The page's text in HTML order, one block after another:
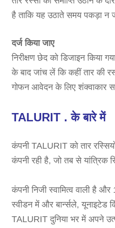
है ताकि यह उठाते समय पकड़ा न
दर्ज किया जाए
निरीक्षण छेद को डिजाइन किया
के बाद जांच लें कि कहीं तार
गोफन आवेदन के लिए शंक्वाकार
TALURIT . के बारे में
कंपनी TALURIT को तार
कंपनी रही है, जो तब से यांत्रिक
कंपनी निजी स्वामित्व वाली है
स्वीडन में और बार्न्सले, यूनाइटेड
TALURIT दुनिया भर में अपने